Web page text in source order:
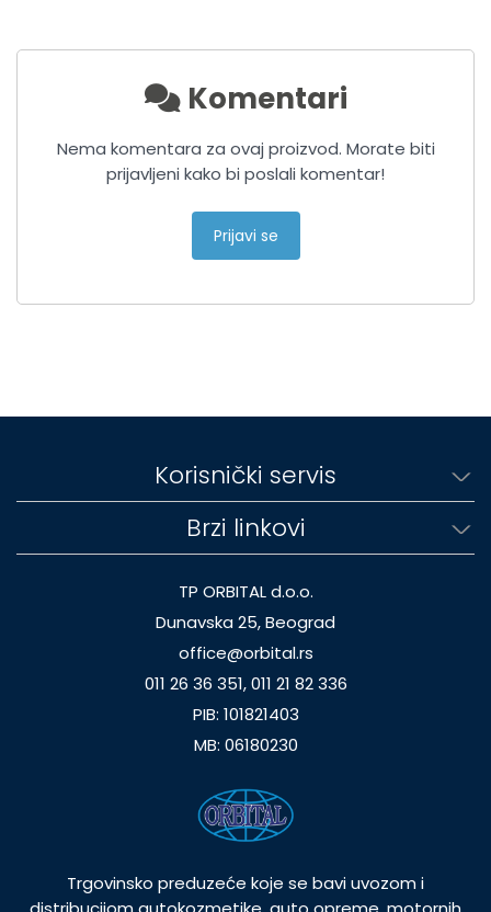
Komentari
Nema komentara za ovaj proizvod. Morate biti
prijavljeni kako bi poslali komentar!
Prijavi se
Korisnički servis
Brzi linkovi
TP ORBITAL d.o.o.
Dunavska 25, Beograd
office@orbital.rs
011 26 36 351, 011 21 82 336
PIB: 101821403
MB: 06180230
Trgovinsko preduzeće koje se bavi uvozom i